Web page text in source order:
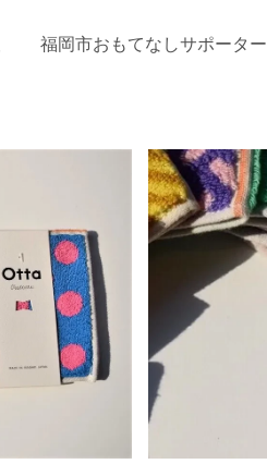
福岡市おもてなしサポーター